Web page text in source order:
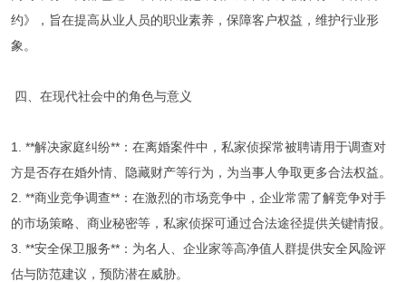
约》，旨在提高从业人员的职业素养，保障客户权益，维护行业形
象。
四、在现代社会中的角色与意义
1. **解决家庭纠纷**：在离婚案件中，私家侦探常被聘请用于调查对
方是否存在婚外情、隐藏财产等行为，为当事人争取更多合法权益。
2. **商业竞争调查**：在激烈的市场竞争中，企业常需了解竞争对手
的市场策略、商业秘密等，私家侦探可通过合法途径提供关键情报。
3. **安全保卫服务**：为名人、企业家等高净值人群提供安全风险评
估与防范建议，预防潜在威胁。